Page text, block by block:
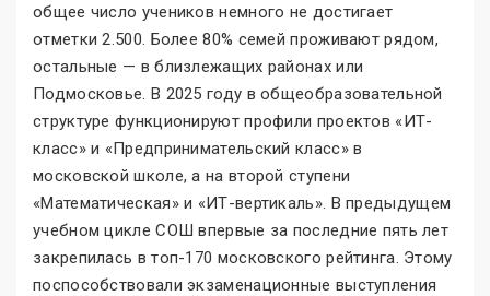
общее число учеников немного не достигает
отметки 2.500. Более 80% семей проживают рядом,
остальные — в близлежащих районах или
Подмосковье. В 2025 году в общеобразовательной
структуре функционируют профили проектов «ИТ-
класс»и «Предпринимательский класс»в
московской школе, а на второй ступени
«Математическая»и «ИТ-вертикаль». В предыдущем
учебном цикле СОШ впервые за последние пять лет
закрепилась в топ-170 московского рейтинга. Этому
поспособствовали экзаменационные выступления